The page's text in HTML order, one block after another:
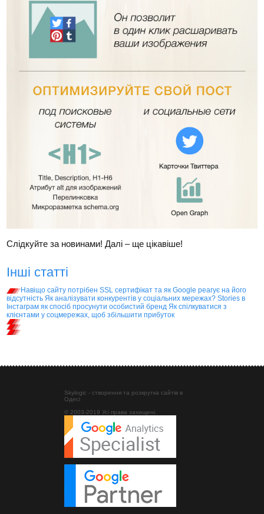
Слідкуйте за новинами! Далі – ще цікавіше!
Інші статті
Навіщо сайту потрібен SSL сертифікат та як Google реагує на його
відсутністьЯк аналізувати конкурентів у соціальних мережах?Stories в
Інстаграм як спосіб просунути особистий брендЯк спілкуватися з
клієнтами у соцмережах, щоб збільшити прибуток
Skylogic - створення та розкрутка сайтів в
Одесі
© 2003-2019 Усі права захищені.